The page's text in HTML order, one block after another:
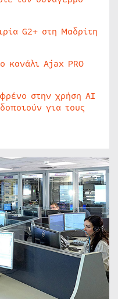
G2+ στη Μαδρίτη
κανάλι Ajax PRO
στην χρήση AI
για τους